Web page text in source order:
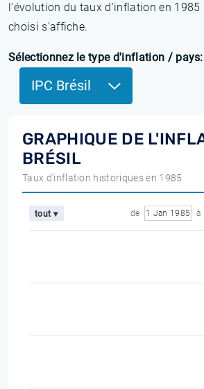
l'évolution du taux d'inflation en 1985
choisi s'affiche.
Sélectionnez le type d'inflation / pays:
IPC Brésil
GRAPHIQUE DE
BRÉSIL
Taux d'inflation historiques en 1985
tout ▾ de 1 Jan 1985 à